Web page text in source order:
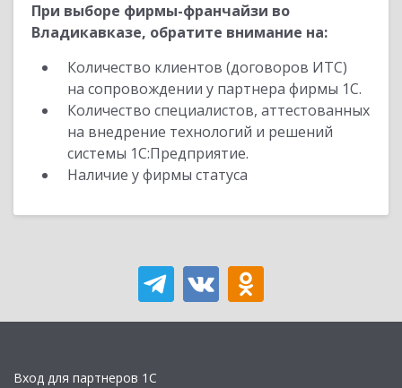
При выборе фирмы-франчайзи во
Владикавказе, обратите внимание на:
Количество клиентов (договоров ИТС)
на сопровождении у партнера фирмы 1С.
Количество специалистов, аттестованных
на внедрение технологий и решений
системы 1С:Предприятие.
Наличие у фирмы статуса
Вход для партнеров 1С